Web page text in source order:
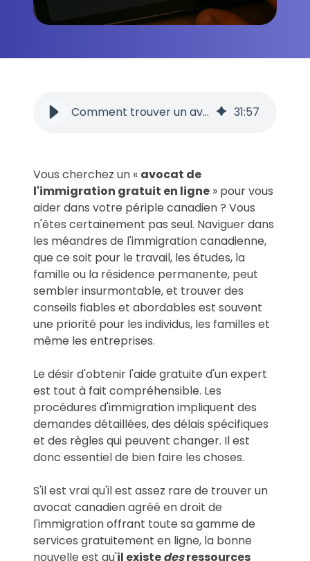
Comment trouver un avocat d'immigration gratuit en ligne au Canada 31:57
Vous cherchez un « avocat de
l'immigration gratuit en ligne » pour vous
aider dans votre périple canadien ? Vous
n'êtes certainement pas seul. Naviguer dans
les méandres de l'immigration canadienne,
que ce soit pour le travail, les études, la
famille ou la résidence permanente, peut
sembler insurmontable, et trouver des
conseils fiables et abordables est souvent
une priorité pour les individus, les familles et
même les entreprises.
Le désir d'obtenir l'aide gratuite d'un expert
est tout à fait compréhensible. Les
procédures d'immigration impliquent des
demandes détaillées, des délais spécifiques
et des règles qui peuvent changer. Il est
donc essentiel de bien faire les choses.
S'il est vrai qu'il est assez rare de trouver un
avocat canadien agréé en droit de
l'immigration offrant toute sa gamme de
services gratuitement en ligne, la bonne
nouvelle est qu'il existedesressources